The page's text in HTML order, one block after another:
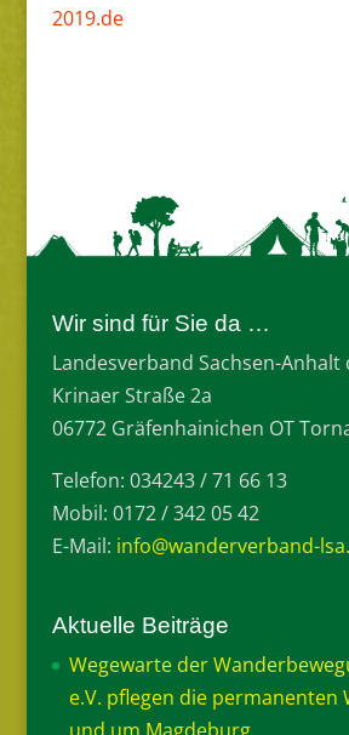
2019.de
Wir sind für Sie da …
Landesverband Sachsen-Anhalt
Krinaer Straße 2a
06772 Gräfenhainichen OT
Telefon: 034243 / 71 66 13
Mobil: 0172 / 342 05 42
E-Mail: info@wanderverband-
Aktuelle Beiträge
Wegewarte der
e.V. pflegen die permanenten